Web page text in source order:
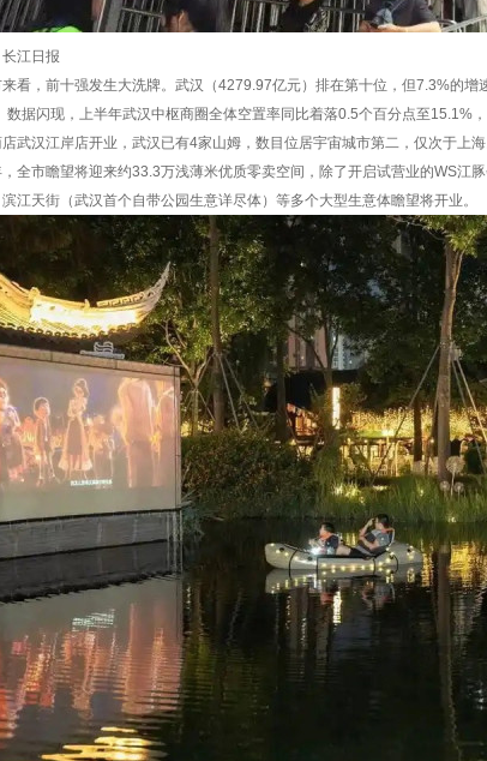
长江日报
看，前十强发生大洗牌。武汉（4279.97亿元）排在第十位，但7.3%的
数据闪现，上半年武汉中枢商圈全体空置率同比着落0.5个百分点至15.1%
武汉江岸店开业，武汉已有4家山姆，数目位居宇宙城市第二，仅次于上海
全市瞻望将迎来约33.3万浅薄米优质零卖空间，除了开启试营业的WS江
江天街（武汉首个自带公园生意详尽体）等多个大型生意体瞻望将开业。